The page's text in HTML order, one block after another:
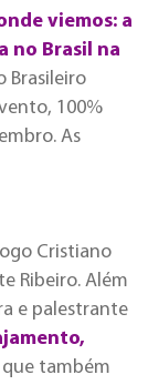
viemos: a
no Brasil na
Brasileiro
100%
As
Cristiano
Ribeiro. Além
e palestrante
que também